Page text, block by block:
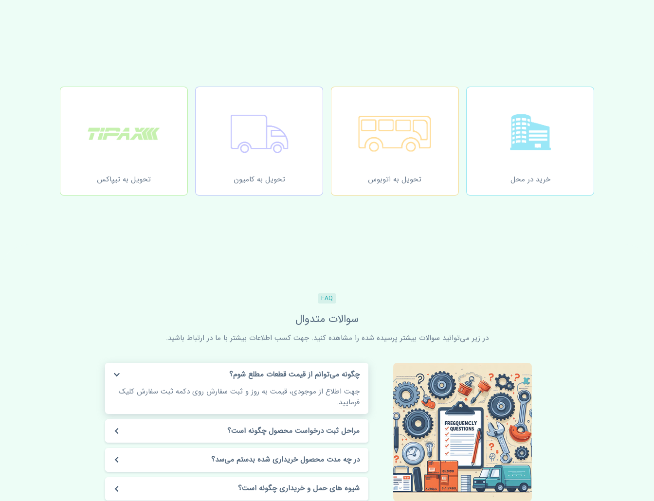
خرید در محل تحویل به اتوبوس تحویل به کامیون تحویل به تیپاکس
FAQ
سوالات متدوال
در زیر می‌توانید سوالات بیشتر پرسیده شده را مشاهده کنید. جهت کسب اطلاعات بیشتر با ما در ارتباط باشید.
چگونه می‌توانم از قیمت قطعات مطلع شوم؟
جهت اطلاع از موجودی، قیمت به روز و ثبت سفارش روی دکمه ثبت سفارش کلیک
فرمایید.
مراحل ثبت درخواست محصول چگونه است؟
در چه مدت محصول خریداری شده بدستم می‌سد؟
شیوه های حمل و خریداری چگونه است؟